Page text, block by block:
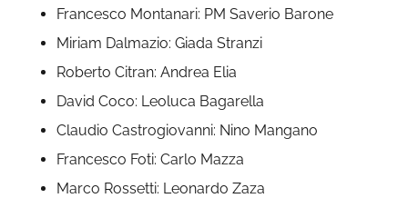
Francesco Montanari: PM Saverio Barone
Miriam Dalmazio: Giada Stranzi
Roberto Citran: Andrea Elia
David Coco: Leoluca Bagarella
Claudio Castrogiovanni: Nino Mangano
Francesco Foti: Carlo Mazza
Marco Rossetti: Leonardo Zaza